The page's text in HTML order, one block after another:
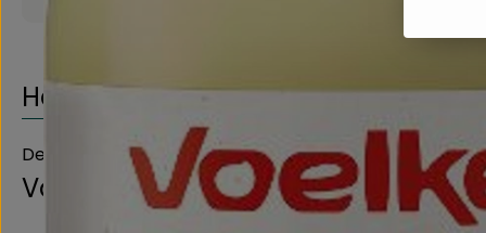
Herkunft
Deutschland
Voelkel